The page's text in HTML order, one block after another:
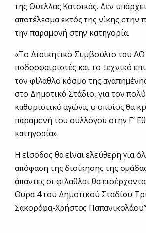
της Θύελλας Κατσικάς. Δεν
αποτέλεσμα εκτός της νίκης στην
την παραμονή στην κατηγορία.
«Το Διοικητικό Συμβούλιο του ΑΟ
ποδοσφαιριστές και το τεχνικό
τον φίλαθλο κόσμο της
στο Δημοτικό Στάδιο, για τον
καθοριστικό αγώνα, ο οποίος θα
παραμονή του συλλόγου στην Γ’
κατηγορία».
Η είσοδος θα είναι ελεύθερη για
απόφαση της διοίκησης της
άπαντες οι φίλαθλοι θα
Θύρα 4 του Δημοτικού Σταδίου
Σακοράφα-Χρήστος